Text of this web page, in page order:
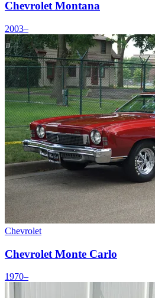
Chevrolet Montana
2003–
Chevrolet
Chevrolet Monte Carlo
1970–